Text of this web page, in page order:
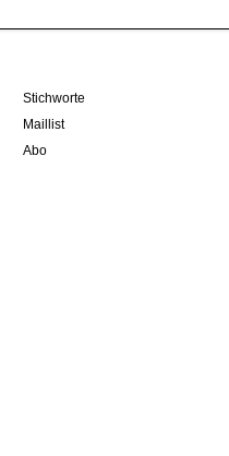
Stichworte
Maillist
Abo